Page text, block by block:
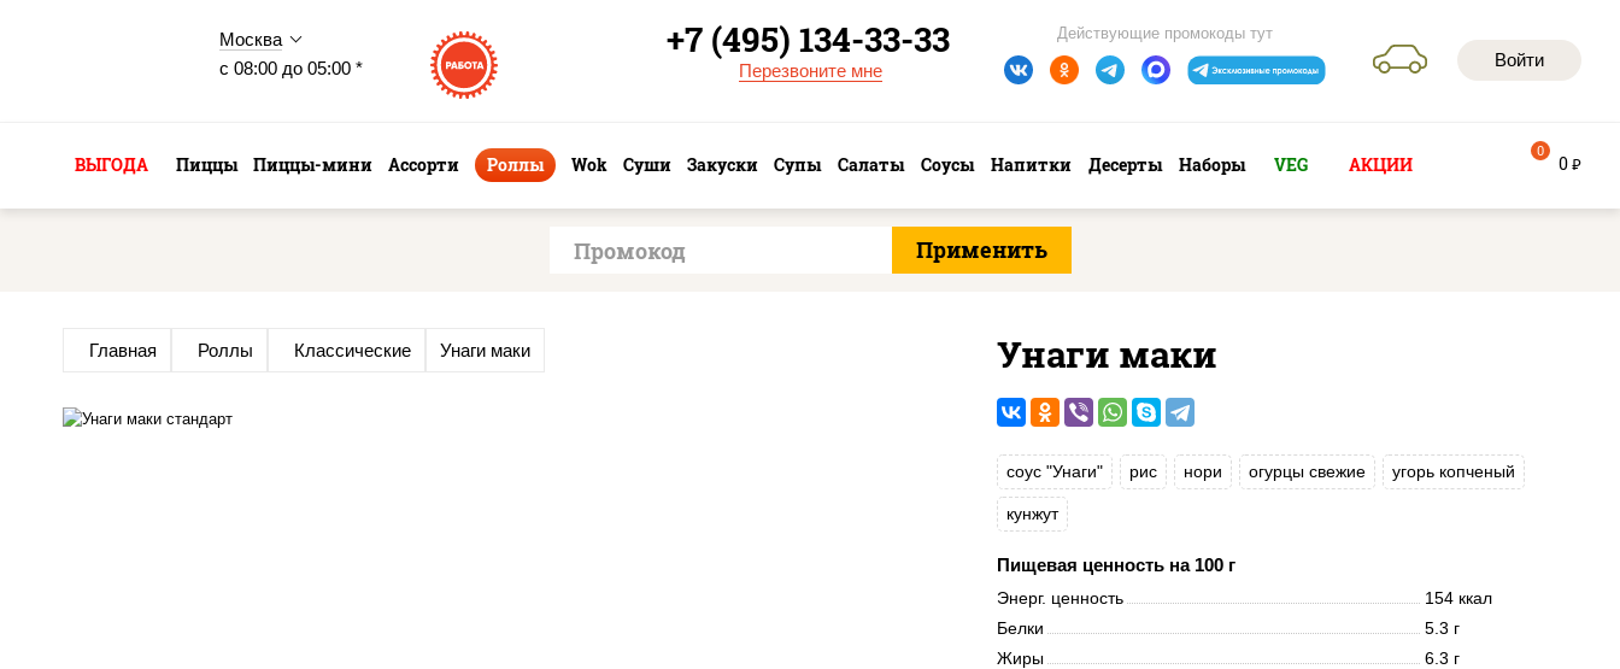
Москва
с 08:00 до 05:00 *
Войти
Действующие промокоды тут
+7 (495) 134-33-33
Перезвоните мне
ВЫГОДА Пиццы Пиццы-мини Ассорти Роллы Wok Суши Закуски Супы Салаты Соусы Напитки Десерты Наборы VEG АКЦИИ 0 руб
0
Главная Роллы Классические Унаги маки Унаги маки
соус "Унаги" рис нори огурцы свежие угорь копченый
кунжут
Пищевая ценность на 100 г
Энерг. ценность
154 ккал
Белки
5.3 г
Жиры
6.3 г